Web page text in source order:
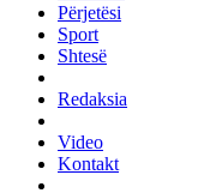
Përjetësi
Sport
Shtesë
Redaksia
Video
Kontakt